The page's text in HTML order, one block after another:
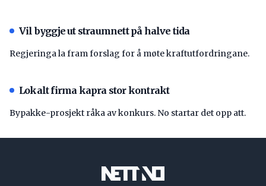
Vil byggje ut straumnett på halve tida
Regjeringa la fram forslag for å møte kraftutfordringane.
Lokalt firma kapra stor kontrakt
Bypakke-prosjekt råka av konkurs. No startar det opp att.